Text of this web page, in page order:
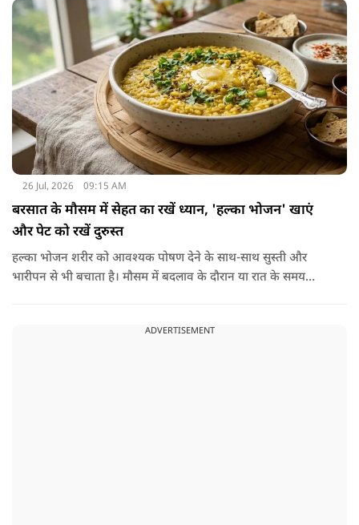
नहीं बनाता जो इसे तोड़ सके या पचा सके।
26 Jul, 2026 09:15 AM
बरसात के मौसम में सेहत का रखें ध्यान, 'हल्का भोजन' खाएं
और पेट को रखें दुरुस्त
हल्का भोजन शरीर को आवश्यक पोषण देने के साथ-साथ सुस्ती और
भारीपन से भी बचाता है। मौसम में बदलाव के दौरान या रात के समय
में हल्का भोजन मेटाबॉलिज्म के लिए भी बेहतर होता है।
ADVERTISEMENT